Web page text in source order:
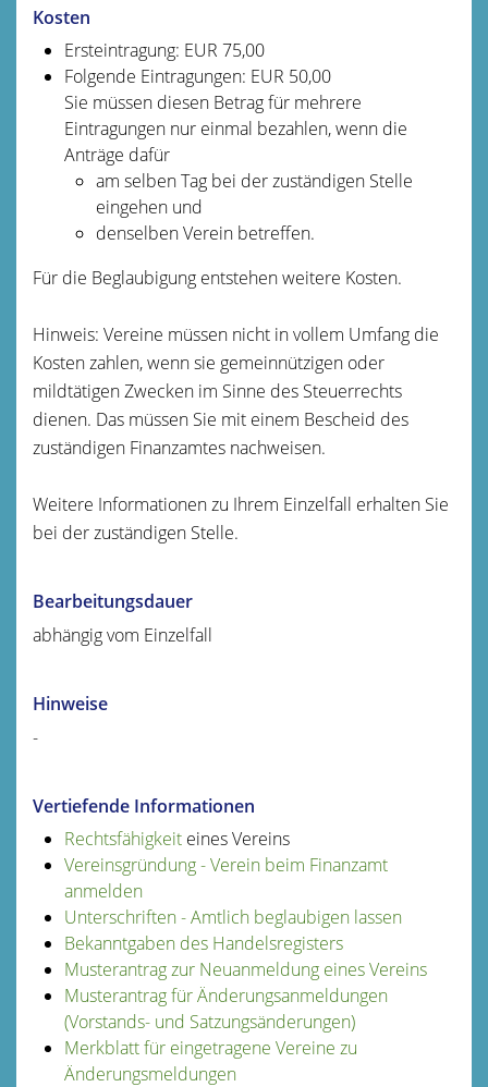
Kosten
Ersteintragung: EUR 75,00
Folgende Eintragungen: EUR 50,00
Sie müssen diesen Betrag für mehrere
Eintragungen nur einmal bezahlen, wenn die
Anträge dafür
am selben Tag bei der zuständigen Stelle
eingehen und
denselben Verein betreffen.
Für die Beglaubigung entstehen weitere Kosten.
Hinweis: Vereine müssen nicht in vollem Umfang die
Kosten zahlen, wenn sie gemeinnützigen oder
mildtätigen Zwecken im Sinne des Steuerrechts
dienen. Das müssen Sie mit einem Bescheid des
zuständigen Finanzamtes nachweisen.
Weitere Informationen zu Ihrem Einzelfall erhalten Sie
bei der zuständigen Stelle.
Bearbeitungsdauer
abhängig vom Einzelfall
Hinweise
-
Vertiefende Informationen
Rechtsfähigkeiteines Vereins
Vereinsgründung - Verein beim Finanzamt
anmelden
Unterschriften - Amtlich beglaubigen lassen
Bekanntgaben des Handelsregisters
Musterantrag zur Neuanmeldung eines Vereins
Musterantragfür Änderungsanmeldungen
(Vorstands- und Satzungsänderungen)
Merkblatt für eingetragene Vereine zu
Änderungsmeldungen